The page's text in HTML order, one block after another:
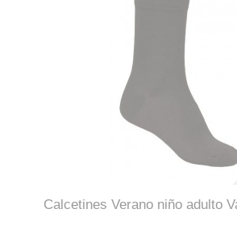
Calcetines Verano niño adulto